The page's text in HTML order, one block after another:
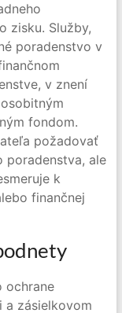
zisku. Služby,
poradenstvo v
v znení
fondom.
požadovať
poradenstva, ale
k
finančnej
ochrane
zásielkovom